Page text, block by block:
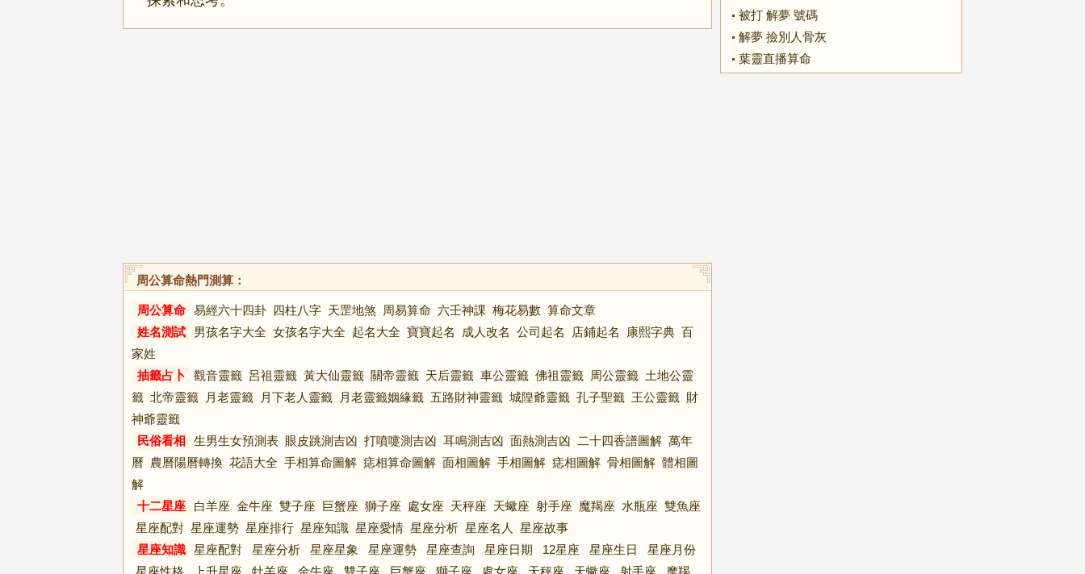
周公算命熱門測算：
周公算命 易經六十四卦 四柱八字 天罡地煞 周易算命 六壬神課 梅花易數 算命文章
姓名測試
男孩名字大全 女孩名字大全 起名大全 寶寶起名 成人改名 公司起名 店鋪起名 康熙字典 百
家姓
抽籤占卜
觀音靈籤 呂祖靈籤 黃大仙靈籤 關帝靈籤 天后靈籤 車公靈籤 佛祖靈籤 周公靈籤 土地公靈
籤 北帝靈籤 月老靈籤 月下老人靈籤 月老靈籤姻緣籤 五路財神靈籤 城隍爺靈籤 孔子聖籤 王公靈籤 財
神爺靈籤
民俗看相
生男生女預測表 眼皮跳測吉凶 打噴嚏測吉凶 耳鳴測吉凶 面熱測吉凶 二十四香譜圖解 萬年
曆 農曆陽曆轉換 花語大全 手相算命圖解 痣相算命圖解 面相圖解 手相圖解 痣相圖解 骨相圖解 體相圖
解
十二星座
白羊座 金牛座 雙子座 巨蟹座 獅子座 處女座 天秤座 天蠍座 射手座 魔羯座 水瓶座 雙魚座
星座配對 星座運勢 星座排行 星座知識 星座愛情 星座分析 星座名人
星座故事
星座知識 星座配對 星座分析 星座星象 星座運勢 星座查詢 星座日期 12星座 星座生日
星座月份
星座性格
上升星座 牡羊座 金牛座 雙子座 巨蟹座 獅子座 處女座 天秤座 天蠍座 射手座 摩羯
被打 解夢 號碼
解夢 撿別人骨灰
葉靈直播算命